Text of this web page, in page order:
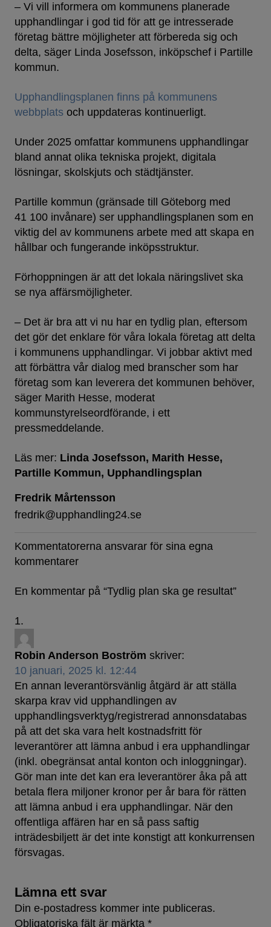
– Vi vill informera om kommunens planerade
upphandlingar i god tid för att ge intresserade
företag bättre möjligheter att förbereda sig och
delta, säger Linda Josefsson, inköpschef i Partille
kommun.
Upphandlingsplanen finns på kommunens
webbplats och uppdateras kontinuerligt.
Under 2025 omfattar kommunens upphandlingar
bland annat olika tekniska projekt, digitala
lösningar, skolskjuts och städtjänster.
Partille kommun (gränsade till Göteborg med
41 100 invånare) ser upphandlingsplanen som en
viktig del av kommunens arbete med att skapa en
hållbar och fungerande inköpsstruktur.
Förhoppningen är att det lokala näringslivet ska
se nya affärsmöjligheter.
– Det är bra att vi nu har en tydlig plan, eftersom
det gör det enklare för våra lokala företag att delta
i kommunens upphandlingar. Vi jobbar aktivt med
att förbättra vår dialog med branscher som har
företag som kan leverera det kommunen behöver,
säger Marith Hesse, moderat
kommunstyrelseordförande, i ett
pressmeddelande.
Läs mer: Linda Josefsson Marith Hesse
Partille Kommun Upphandlingsplan
Fredrik Mårtensson
fredrik@upphandling24.se
Kommentatorerna ansvarar för sina egna
kommentarer
En kommentar på “Tydlig plan ska ge resultat”
Robin Anderson Boström skriver:
10 januari, 2025 kl. 12:44
En annan leverantörsvänlig åtgärd är att ställa
skarpa krav vid upphandlingen av
upphandlingsverktyg/registrerad annonsdatabas
på att det ska vara helt kostnadsfritt för
leverantörer att lämna anbud i era upphandlingar
(inkl. obegränsat antal konton och inloggningar).
Gör man inte det kan era leverantörer åka på att
betala flera miljoner kronor per år bara för rätten
att lämna anbud i era upphandlingar. När den
offentliga affären har en så pass saftig
inträdesbiljett är det inte konstigt att konkurrensen
försvagas.
Lämna ett svar
Din e-postadress kommer inte publiceras.
Obligatoriska fält är märkta *